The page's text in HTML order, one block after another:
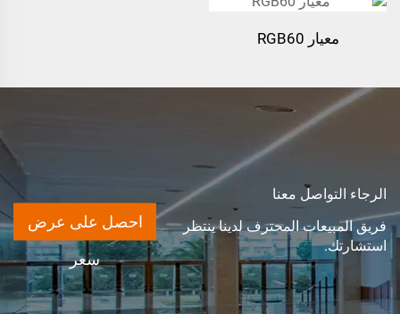
معيار RGB60
الرجاء التواصل معنا
فريق المبيعات المحترف لدينا ينتظر
استشارتك.
احصل على عرض
سعر